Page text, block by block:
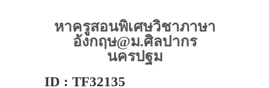
หาครูสอนพิเศษวิชาภาษา
อังกฤษ@ม.ศิลปากร
นครปฐม
ID : TF32135